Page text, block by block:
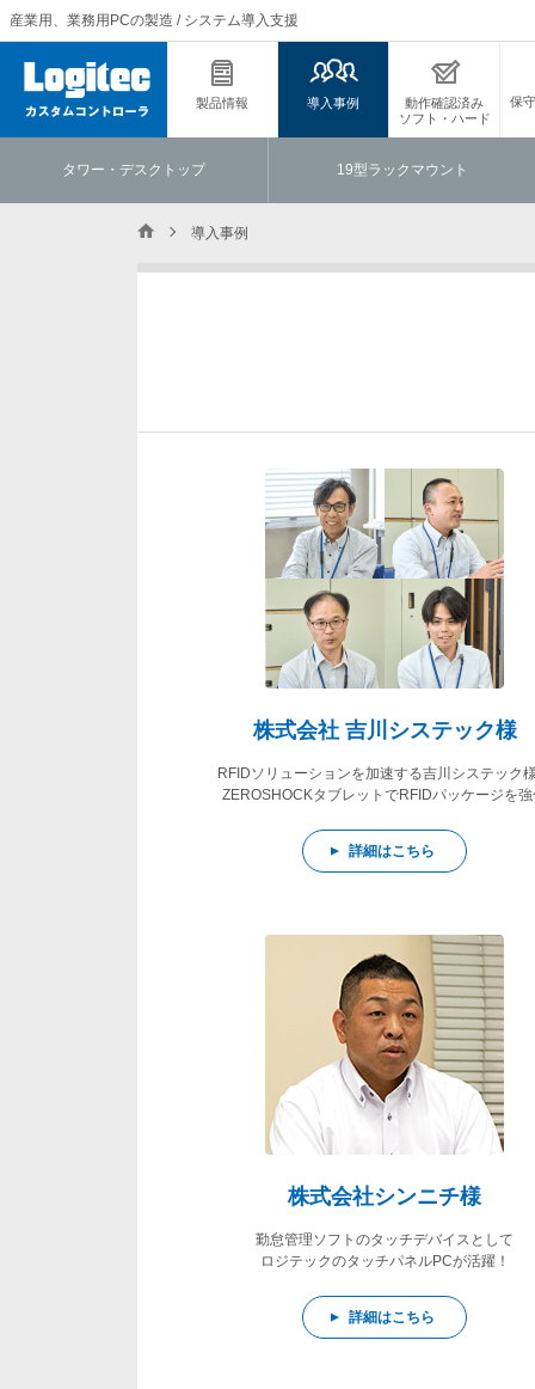
産業用、業務用PCの製造 / システム導入支援
製品情報 導入事例
動作確認済み
ソフト・ハード
保
タワー・デスクトップ 19型ラックマウント
導入事例
株式会社 吉川システック様
RFIDソリューションを加速する吉川システック
ZEROSHOCKタブレットでRFIDパッケージを
詳細はこちら
株式会社シンニチ様
勤怠管理ソフトのタッチデバイスとして
ロジテックのタッチパネルPCが活躍！
詳細はこちら